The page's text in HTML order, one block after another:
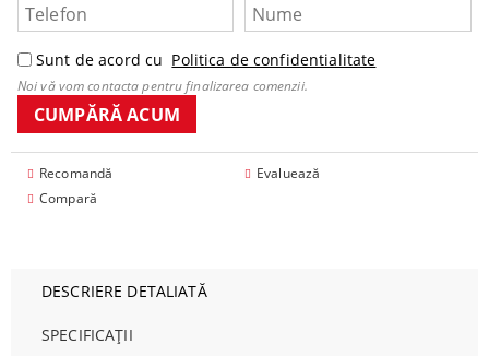
Sunt de acord cu Politica de confidentialitate
Noi vă vom contacta pentru finalizarea comenzii.
Recomandă
Evaluează
Compară
DESCRIERE DETALIATĂ
SPECIFICAȚII